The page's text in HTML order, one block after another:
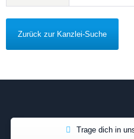
Zurück zur Kanzlei-Suche
Trage dich in